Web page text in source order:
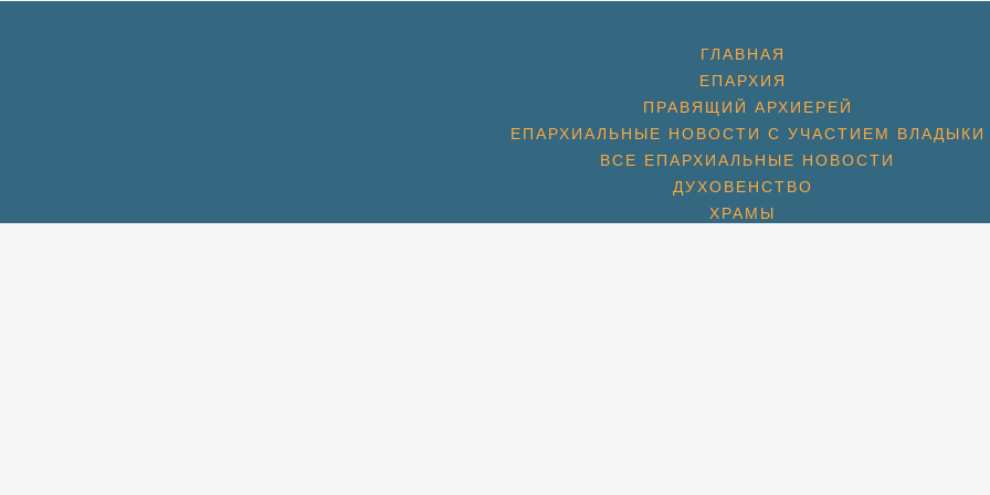
ГЛАВНАЯ
ЕПАРХИЯ
ПРАВЯЩИЙ АРХИЕРЕЙ
ЕПАРХИАЛЬНЫЕ НОВОСТИ С УЧАСТИЕМ ВЛАДЫКИ
ВСЕ ЕПАРХИАЛЬНЫЕ НОВОСТИ
ДУХОВЕНСТВО
ХРАМЫ